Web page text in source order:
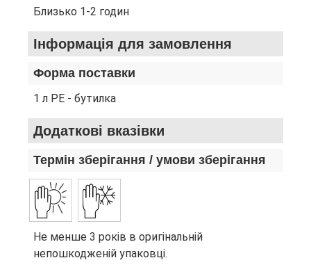
Близько 1-2 годин
Інформація для замовлення
Форма поставки
1 л PE - бутилка
Додаткові вказівки
Термін зберігання / умови зберігання
Не менше 3 років в оригінальній
непошкодженій упаковці.